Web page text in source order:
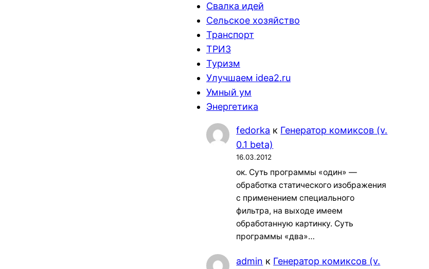
Свалка идей
Сельское хозяйство
Транспорт
ТРИЗ
Туризм
Улучшаем idea2.ru
Умный ум
Энергетика
fedorka к Генератор комиксов (v.
0.1 beta)
16.03.2012
ок. Суть программы «один» —
обработка статического изображения
с применением специального
фильтра, на выходе имеем
обработанную картинку. Суть
программы «два»…
admin к Генератор комиксов (v.